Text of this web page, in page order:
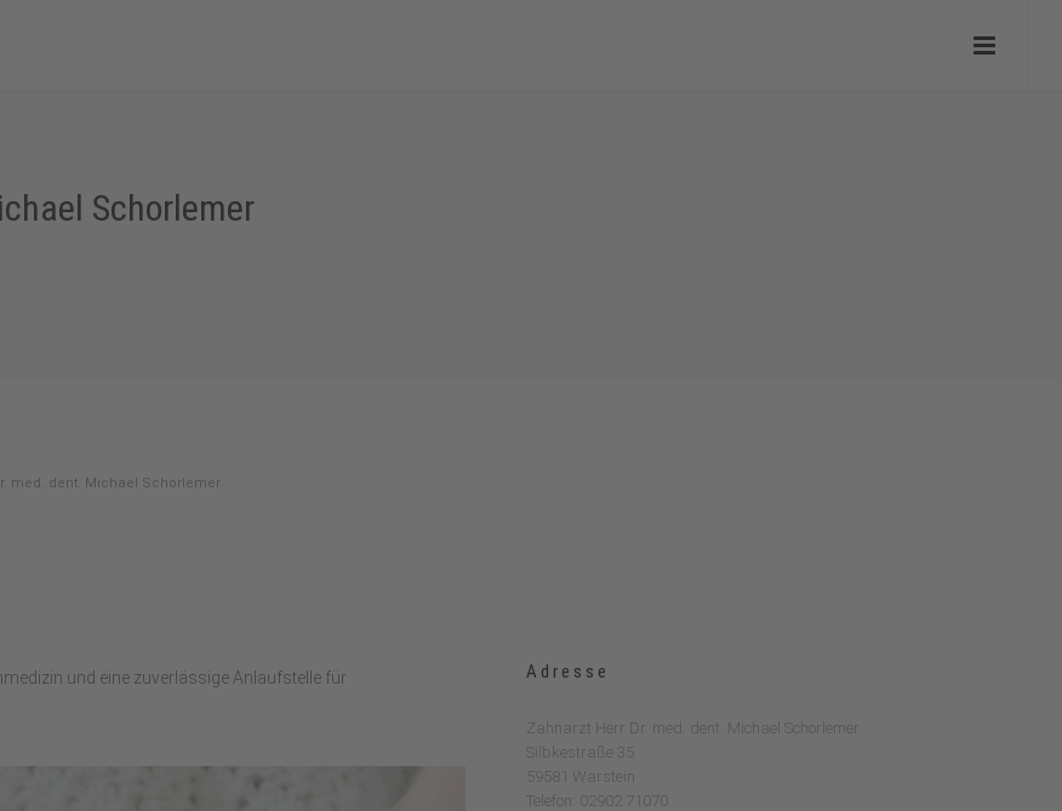
Schorlemer
med. dent. Michael Schorlemer
und eine zuverlässige Anlaufstelle für
Adresse
Zahnarzt Herr Dr. med. dent. Michael Schorlemer
Silbkestraße 35
59581 Warstein
Telefon: 02902 71070